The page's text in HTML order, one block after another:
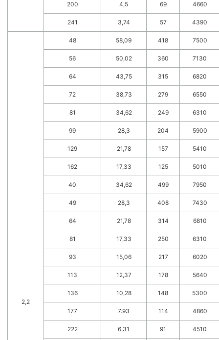
200 4,5 69 4660
241 3,74 57 4390
2,2
48 58,09 418 7500
56 50,02 360 7130
64 43,75 315 6820
72 38,73 279 6550
81 34,62 249 6310
99 28,3 204 5900
129 21,78 157 5410
162 17,33 125 5010
40 34,62 499 7950
49 28,3 408 7430
64 21,78 314 6810
81 17,33 250 6310
93 15,06 217 6020
113 12,37 178 5640
136 10,28 148 5300
177 7.93 114 4860
222 6,31 91 4510